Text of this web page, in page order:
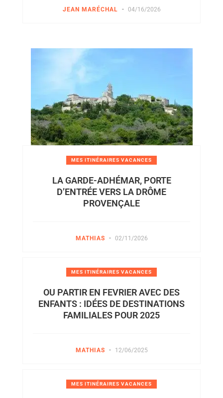
JEAN MARÉCHAL - 04/16/2026
MES ITINÉRAIRES VACANCES
LA GARDE-ADHÉMAR, PORTE
D’ENTRÉE VERS LA DRÔME
PROVENÇALE
MATHIAS - 02/11/2026
MES ITINÉRAIRES VACANCES
OU PARTIR EN FEVRIER AVEC DES
ENFANTS : IDÉES DE DESTINATIONS
FAMILIALES POUR 2025
MATHIAS - 12/06/2025
MES ITINÉRAIRES VACANCES